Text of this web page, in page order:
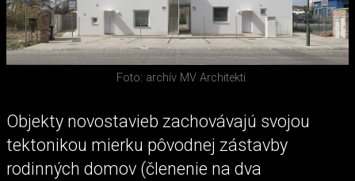
Foto: archív MV Architekti
Objekty novostavieb zachovávajú svojou
tektonikou mierku pôvodnej zástavby
rodinných domov (členenie na dva